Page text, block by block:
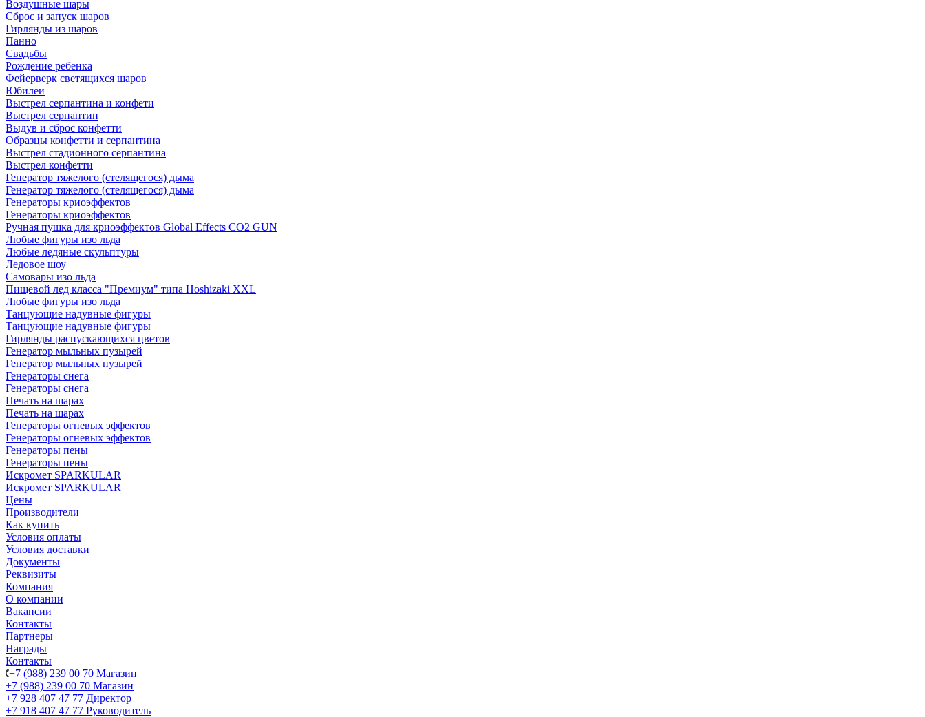
Воздушные шары
Сброс и запуск шаров
Гирлянды из шаров
Панно
Свадьбы
Рождение ребенка
Фейерверк светящихся шаров
Юбилеи
Выстрел серпантина и конфети
Выстрел серпантин
Выдув и сброс конфетти
Образцы конфетти и серпантина
Выстрел стадионного серпантина
Выстрел конфетти
Генератор тяжелого (стелящегося) дыма
Генератор тяжелого (стелящегося) дыма
Генераторы криоэффектов
Генераторы криоэффектов
Ручная пушка для криоэффектов Global Effects CO2 GUN
Любые фигуры изо льда
Любые ледяные скульптуры
Ледовое шоу
Самовары изо льда
Пищевой лед класса "Премиум" типа Hoshizaki XXL
Любые фигуры изо льда
Танцующие надувные фигуры
Танцующие надувные фигуры
Гирлянды распускающихся цветов
Генератор мыльных пузырей
Генератор мыльных пузырей
Генераторы снега
Генераторы снега
Печать на шарах
Печать на шарах
Генераторы огневых эффектов
Генераторы огневых эффектов
Генераторы пены
Генераторы пены
Искромет SPARKULAR
Искромет SPARKULAR
Цены
Производители
Как купить
Условия оплаты
Условия доставки
Документы
Реквизиты
Компания
О компании
Вакансии
Контакты
Партнеры
Награды
Контакты
+7 (988) 239 00 70 Магазин
+7 (988) 239 00 70 Магазин
+7 928 407 47 77 Директор
+7 918 407 47 77 Руководитель